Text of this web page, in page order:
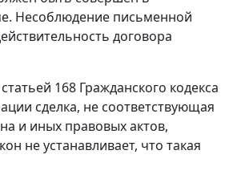
Несоблюдение письменной
договора
статьей 168 Гражданского кодекса
сделка, не соответствующая
и иных правовых актов,
не устанавливает, что такая